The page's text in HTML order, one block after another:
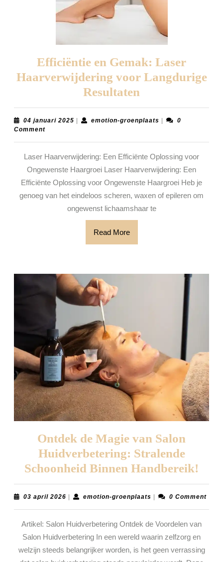
Efficiëntie en Gemak: Laser
Haarverwijdering voor Langdurige
Resultaten
en
Gemak:
voor
Langdurige
Resultaten
04 januari 2025 04
| emotion-groenplaatsemotion-
|
0
Comment
Laser Haarverwijdering: Een Efficiënte Oplossing voor
Ongewenste Haargroei Laser Haarverwijdering: Een
Efficiënte Oplossing voor Ongewenste Haargroei Heb je
genoeg van het eindeloos scheren, waxen of epileren om
ongewenst lichaamshaar te
Read MoreRead
More
Ontdek de Magie van Salon
Huidverbetering: Stralende
Schoonheid Binnen Handbereik!
de
van
03 april 2026 03
emotion-groenplaatsemotion-0 Comment
Artikel: Salon Huidverbetering Ontdek de Voordelen van
Salon Huidverbetering In een wereld waarin zelfzorg en
welzijn steeds belangrijker worden, is het geen verrassing